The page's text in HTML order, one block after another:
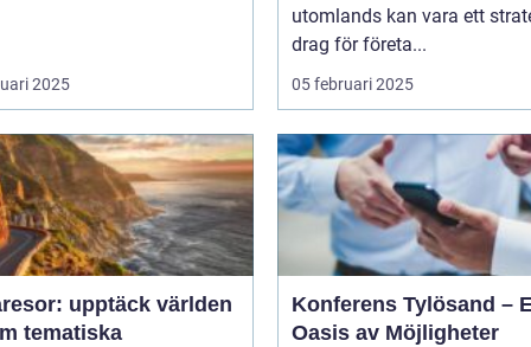
2025
utomlands kan vara ett
drag för företa...
05 februari 2025
upptäck världen
tematiska
Konferens Tylösand –
Oasis av Möjligheter